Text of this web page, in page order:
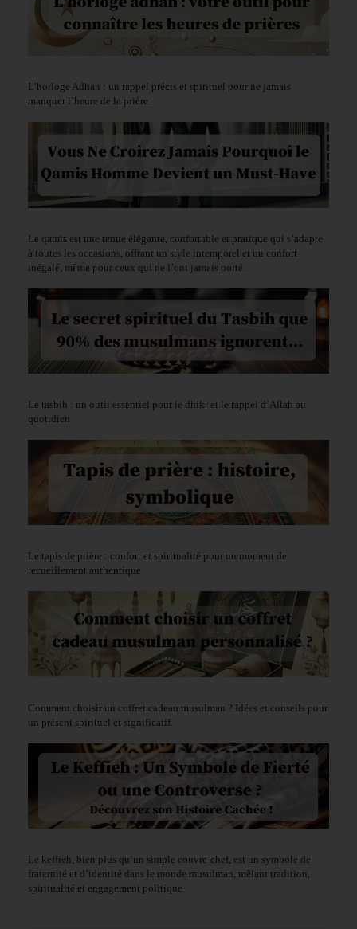
L’horloge Adhan : un rappel précis et spirituel pour ne jamais
manquer l’heure de la prière.
Le qamis est une tenue élégante, confortable et pratique qui s’adapte
à toutes les occasions, offrant un style intemporel et un confort
inégalé, même pour ceux qui ne l’ont jamais porté.
Le tasbih : un outil essentiel pour le dhikr et le rappel d’Allah au
quotidien
Le tapis de prière : confort et spiritualité pour un moment de
recueillement authentique
Comment choisir un coffret cadeau musulman ? Idées et conseils pour
un présent spirituel et significatif.
Le keffieh, bien plus qu’un simple couvre-chef, est un symbole de
fraternité et d’identité dans le monde musulman, mêlant tradition,
spiritualité et engagement politique